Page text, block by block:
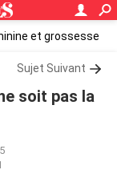
et grossesse
Sujet Suivant
soit pas la